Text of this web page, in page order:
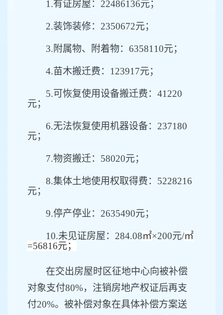
1.有证房屋：22486136元；
2.装饰装修：2350672元；
3.附属物、附着物：6358110元；
4.苗木搬迁费：123917元；
5.可恢复使用设备搬迁费：41220
元；
6.无法恢复使用机器设备：237180
元；
7.物资搬迁：58020元；
8.集体土地使用权取得费：5228216
元；
9.停产停业：2635490元；
10.未见证房屋：284.08㎡×200元/㎡
=56816元；
在交出房屋时区征地中心向被补偿
对象支付80%，注销房地产权证后再支
付20%。被补偿对象在具体补偿方案送